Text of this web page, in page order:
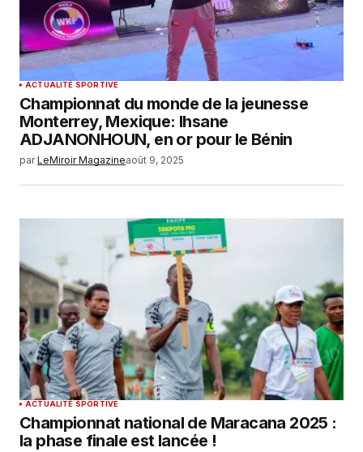
ACTUALITÉ SPORTIVE
Championnat du monde de la jeunesse
Monterrey, Mexique: Ihsane
ADJANONHOUN, en or pour le Bénin
par LeMiroir Magazineaoût 9, 2025
ACTUALITÉ SPORTIVE
Championnat national de Maracana 2025 :
la phase finale est lancée !